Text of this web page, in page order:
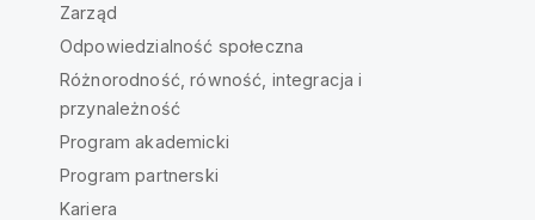
Zarząd
Odpowiedzialność społeczna
Różnorodność, równość, integracja i
przynależność
Program akademicki
Program partnerski
Kariera